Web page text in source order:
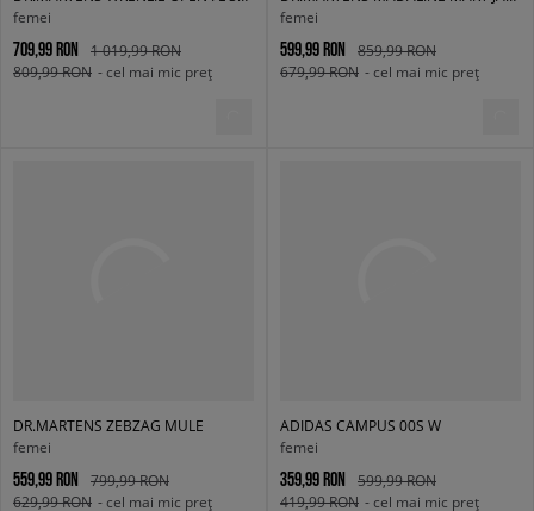
femei
709,99 RON
1 019,99 RON
809,99 RON - cel mai mic preț
femei
599,99 RON
859,99 RON
679,99 RON - cel mai mic preț
DR.MARTENS ZEBZAG MULE
femei
559,99 RON
799,99 RON
629,99 RON - cel mai mic preț
ADIDAS CAMPUS 00S W
femei
359,99 RON
599,99 RON
419,99 RON - cel mai mic preț